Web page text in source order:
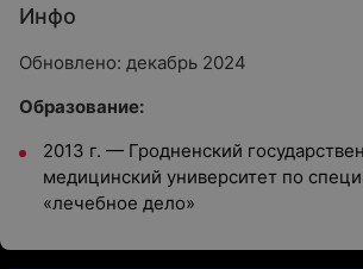
Инфо
Обновлено: декабрь 2024
Образование:
2013 г. — Гродненский
медицинский университет по
«лечебное дело»